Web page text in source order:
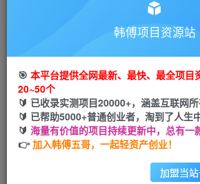
金币9.9金币99
立即购买
您当前未登录！建议登陆后
Ai头条文章。主要内容包括：今日头条
韩傅项目资源站
🎯 本平台提供全网最新、最快、最全项目
20~50个
🔰 已收录实测项目20000+，涵盖互联网
🔰 已帮助5000+普通创业者，淘到了人生
🔰 海量有价值的项目持续更新中，总有一
👉加入韩傅五哥，一起轻资产创业！
加盟当